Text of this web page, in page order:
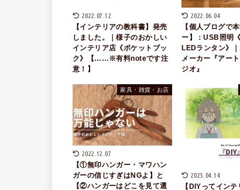
2022.07.12
【インテリアの教科書】発売
しました。｜様子のおかしい
インテリア店《ポケットブッ
ク》【……※有料noteです注
意！】
2022.06.04
【個人ブログで
ー】：USB照明
LEDランタン》
メーカー『アー
ジオ』
家具・雑貨・お店
2022.12.07
【①無印ハンガー・マワハン
ガーの信じすぎはNGよ】と
【②ハンガーはどこを見て選
2025.04.14
【DIYってイン